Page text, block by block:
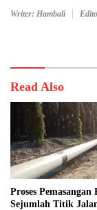
Writer: Hambali
Read Also
Proses Pemasangan
Sejumlah Titik